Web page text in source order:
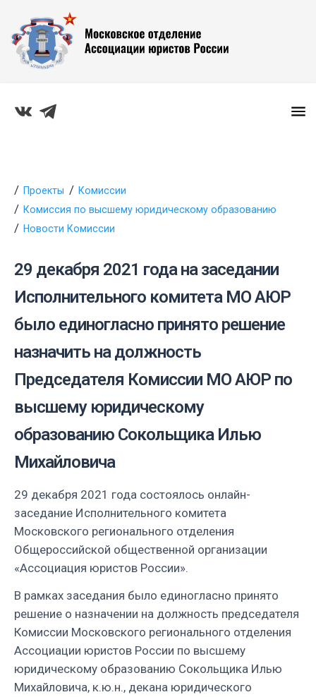
Проекты
Комиссии
Комиссия по высшему юридическому образованию
Новости Комиссии
29 декабря 2021 года на заседании
Исполнительного комитета МО АЮР
было единогласно принято решение
назначить на должность
Председателя Комиссии МО АЮР по
высшему юридическому
образованию Сокольщика Илью
Михайловича
29 декабря 2021 года состоялось онлайн-
заседание Исполнительного комитета
Московского регионального отделения
Общероссийской общественной организации
«Ассоциация юристов России».
В рамках заседания было единогласно принято
решение о назначении на должность председателя
Комиссии Московского регионального отделения
Ассоциации юристов России по высшему
юридическому образованию Сокольщика Илью
Михайловича, к.ю.н., декана юридического